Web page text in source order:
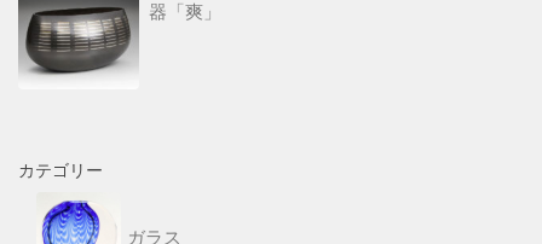
器「爽」
カテゴリー
ガラス